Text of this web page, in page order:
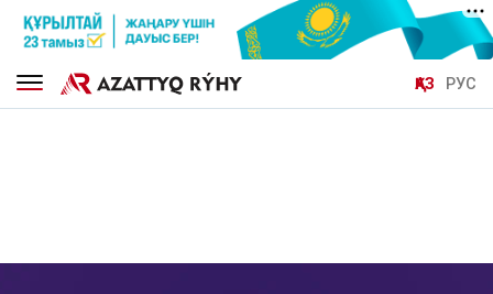
ҚАЗ РУС